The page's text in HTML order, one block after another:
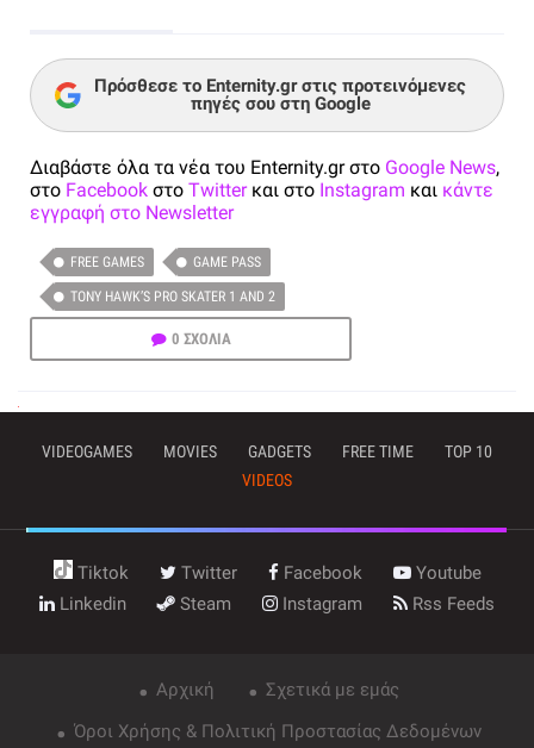
Πρόσθεσε το Enternity.gr στις προτεινόμενες
πηγές σου στη Google
Διαβάστε όλα τα νέα του Enternity.gr στο Google News,
στο Facebook στο Twitterκαι στο Instagram και κάντε
εγγραφή στο Newsletter
FREE GAMES GAME PASS
TONY HAWK’S PRO SKATER 1 AND 2
0 ΣΧΟΛΙΑ
VIDEOGAMES MOVIES GADGETS FREE TIME
TOP 10
VIDEOS
Tiktok Twitter Facebook
Youtube
Linkedin
Steam Instagram Rss Feeds
Αρχική
Σχετικά με εμάς
Όροι Χρήσης & Πολιτική Προστασίας Δεδομένων